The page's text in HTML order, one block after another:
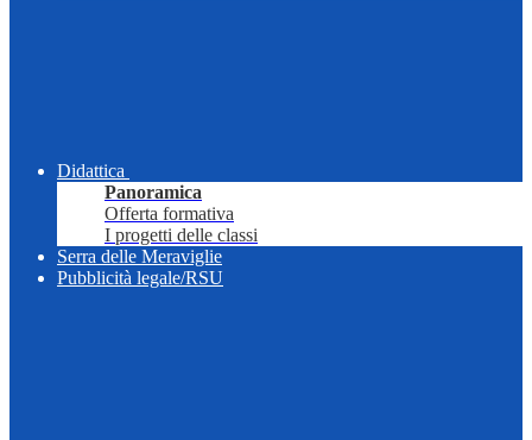
Didattica
Panoramica
Offerta formativa
I progetti delle classi
Serra delle Meraviglie
Pubblicità legale/RSU